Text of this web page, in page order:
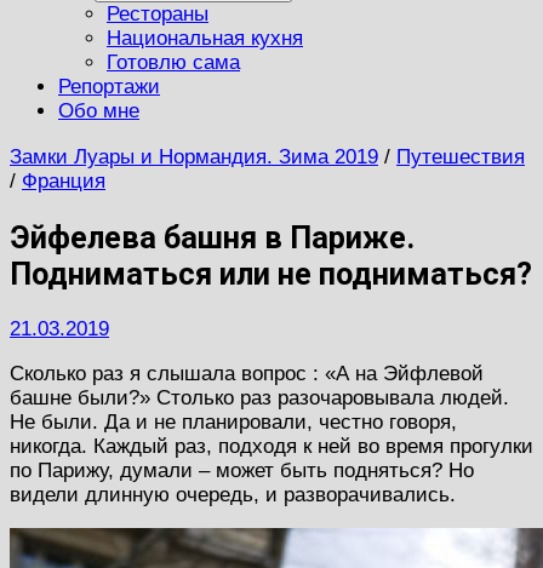
Рестораны
Национальная кухня
Готовлю сама
Репортажи
Обо мне
Замки Луары и Нормандия. Зима 2019 / Путешествия
/ Франция
Эйфелева башня в Париже.
Подниматься или не подниматься?
21.03.2019
Сколько раз я слышала вопрос : «А на Эйфлевой
башне были?» Столько раз разочаровывала людей.
Не были. Да и не планировали, честно говоря,
никогда. Каждый раз, подходя к ней во время прогулки
по Парижу, думали – может быть подняться? Но
видели длинную очередь, и разворачивались.